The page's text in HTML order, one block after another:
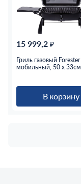
15 999,2 ₽
Гриль газовый Forester
мобильный, 50 х 33см
В корзину